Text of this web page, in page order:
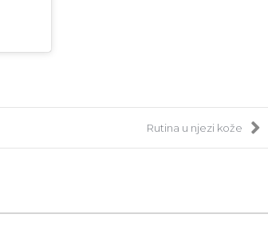
Rutina u njezi kože